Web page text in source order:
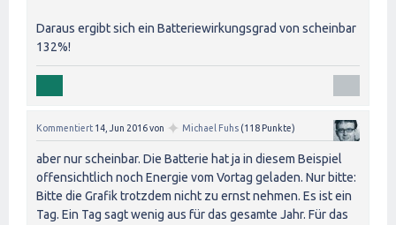
Daraus ergibt sich ein Batteriewirkungsgrad von scheinbar
132%!
Kommentiert 14, Jun 2016von ✦ Michael Fuhs (118 Punkte)
aber nur scheinbar. Die Batterie hat ja in diesem Beispiel
offensichtlich noch Energie vom Vortag geladen. Nur bitte:
Bitte die Grafik trotzdem nicht zu ernst nehmen. Es ist ein
Tag. Ein Tag sagt wenig aus für das gesamte Jahr. Für das